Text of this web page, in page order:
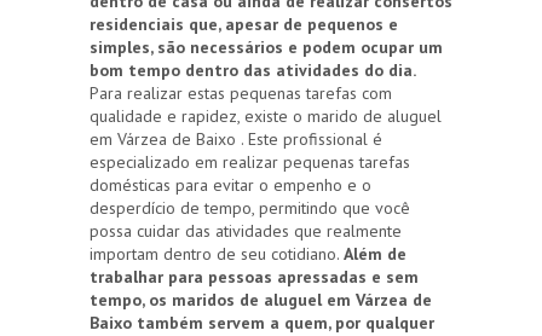
residenciais que, apesar de pequenos e
simples, são necessários e podem ocupar um
bom tempo dentro das atividades do dia.
Para realizar estas pequenas tarefas com
qualidade e rapidez, existe o marido de aluguel
em Várzea de Baixo . Este profissional é
especializado em realizar pequenas tarefas
domésticas para evitar o empenho e o
desperdício de tempo, permitindo que você
possa cuidar das atividades que realmente
importam dentro de seu cotidiano. Além de
trabalhar para pessoas apressadas e sem
tempo, os maridos de aluguel em Várzea de
Baixo também servem a quem, por qualquer